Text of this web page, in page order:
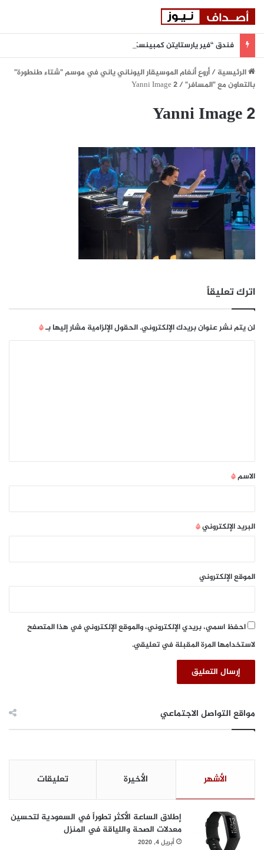
الرئيسية/أروع أنغام الموسيقار اليوناني ياني في موسم "شتاء طنطورة"
بالتعاون مع "المسافر"/
Yanni Image 2
Yanni Image 2
اترك تعليقاً
لن يتم نشر عنوان بريدك الإلكتروني.الحقول الإلزامية مشار إليها بـ*
*
الاسم*
البريد الإلكتروني*
الموقع الإلكتروني
احفظ اسمي، بريدي الإلكتروني، والموقع الإلكتروني في هذا المتصفح
لاستخدامها المرة المقبلة في تعليقي.
مواقع التواصل الاجتماعي
الأشهر الأخيرة تعليقات
إطلاق الساعة الأكثر تطوراً في السعودية لتحسين
معدلات الصحة واللياقة في المنزل
أبريل 4, 2020